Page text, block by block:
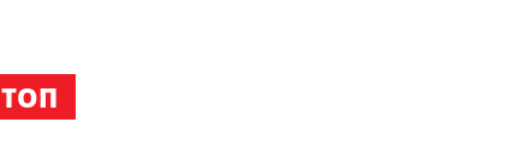
ТОП